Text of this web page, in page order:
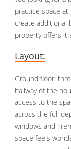
practice space at
create additional
property offers it
Layout:
Ground floor:
hallway of the
access to the
across the full
windows and
space feels